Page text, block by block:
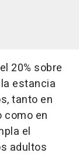
20% sobre
estancia
tanto en
como en
el
adultos